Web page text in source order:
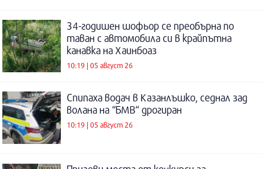
34-годишен шофьор се преобърна по
таван с автомобила си в крайпътна
канавка на Хаинбоаз
10:19 | 05 август 26
Спипаха водач в Казанлъшко, седнал зад
волана на “БМВ“ дрогиран
10:19 | 05 август 26